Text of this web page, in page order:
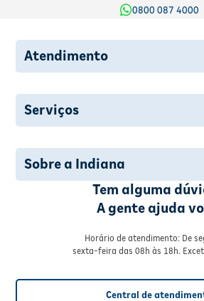
0800 087 4000
Atendimento
Serviços
Sobre a Indiana
Tem alguma
A gente ajuda
Horário de atendimento: De
sexta-feira das 08h às 18h.
Central de